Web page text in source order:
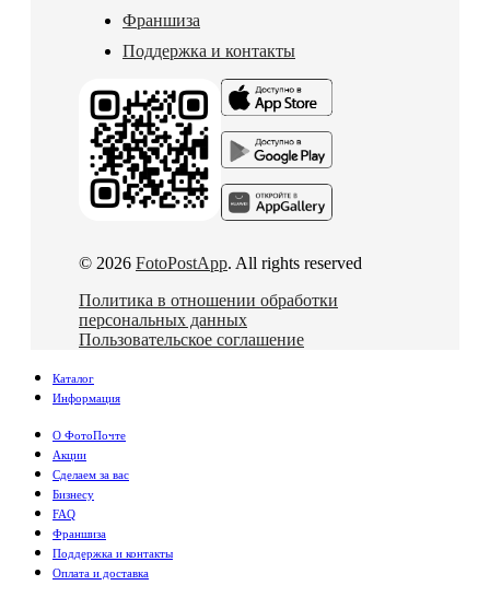
Франшиза
Поддержка и контакты
© 2026 FotoPostApp. All rights reserved
Политика в отношении обработки
персональных данных
Пользовательское соглашение
Каталог
Информация
О ФотоПочте
Акции
Сделаем за вас
Бизнесу
FAQ
Франшиза
Поддержка и контакты
Оплата и доставка